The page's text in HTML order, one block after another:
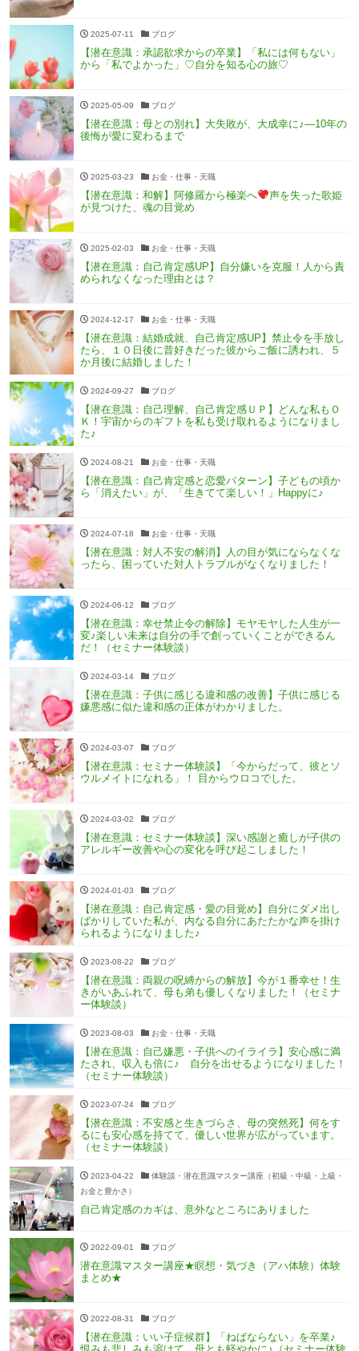
2025-07-11 ブログ
【潜在意識：承認欲求からの卒業】「私には何もない」
から「私でよかった」♡自分を知る心の旅♡
2025-05-09 ブログ
【潜在意識：母との別れ】大失敗が、大成幸に♪―10年の
後悔が愛に変わるまで
2025-03-23 お金・仕事・天職
【潜在意識：和解】阿修羅から極楽へ
声を失った歌姫
が見つけた、魂の目覚め
2025-02-03 お金・仕事・天職
【潜在意識：自己肯定感UP】自分嫌いを克服！人から責
められなくなった理由とは？
2024-12-17 お金・仕事・天職
【潜在意識：結婚成就、自己肯定感UP】禁止令を手放し
たら、１０日後に昔好きだった彼からご飯に誘われ、５
か月後に結婚しました！
2024-09-27 ブログ
【潜在意識：自己理解、自己肯定感ＵＰ】どんな私もＯ
Ｋ！宇宙からのギフトを私も受け取れるようになりまし
た♪
2024-08-21 お金・仕事・天職
【潜在意識：自己肯定感と恋愛パターン】子どもの頃か
ら「消えたい」が、「生きてて楽しい！」Happyに♪
2024-07-18 お金・仕事・天職
【潜在意識：対人不安の解消】人の目が気にならなくな
ったら、困っていた対人トラブルがなくなりました！
2024-06-12 ブログ
【潜在意識：幸せ禁止令の解除】モヤモヤした人生が一
変♪楽しい未来は自分の手で創っていくことができるん
だ！（セミナー体験談）
2024-03-14 ブログ
【潜在意識：子供に感じる違和感の改善】子供に感じる
嫌悪感に似た違和感の正体がわかりました。
2024-03-07 ブログ
【潜在意識：セミナー体験談】「今からだって、彼とソ
ウルメイトになれる」！ 目からウロコでした。
2024-03-02 ブログ
【潜在意識：セミナー体験談】深い感謝と癒しが子供の
アレルギー改善や心の変化を呼び起こしました！
2024-01-03 ブログ
【潜在意識：自己肯定感・愛の目覚め】自分にダメ出し
ばかりしていた私が、内なる自分にあたたかな声を掛け
られるようになりました♪
2023-08-22 ブログ
【潜在意識：両親の呪縛からの解放】今が１番幸せ！生
きがいあふれて、母も弟も優しくなりました！（セミナ
ー体験談）
2023-08-03 お金・仕事・天職
【潜在意識：自己嫌悪・子供へのイライラ】安心感に満
たされ、収入も倍に♪ 自分を出せるようになりました！
（セミナー体験談）
2023-07-24 ブログ
【潜在意識：不安感と生きづらさ、母の突然死】何をす
るにも安心感を持てて、優しい世界が広がっています。
（セミナー体験談）
2023-04-22
体験談・潜在意識マスター講座（初級・中級・上級・
お金と豊かさ）
自己肯定感のカギは、意外なところにありました
2022-09-01 ブログ
潜在意識マスター講座★瞑想・気づき（アハ体験）体験
まとめ★
2022-08-31 ブログ
【潜在意識：いい子症候群】「ねばならない」を卒業♪